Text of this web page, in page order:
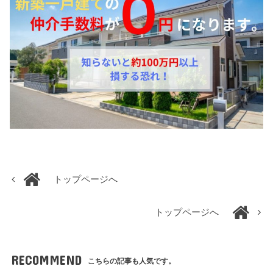
トップページへ
トップページへ
RECOMMEND こちらの記事も人気です。